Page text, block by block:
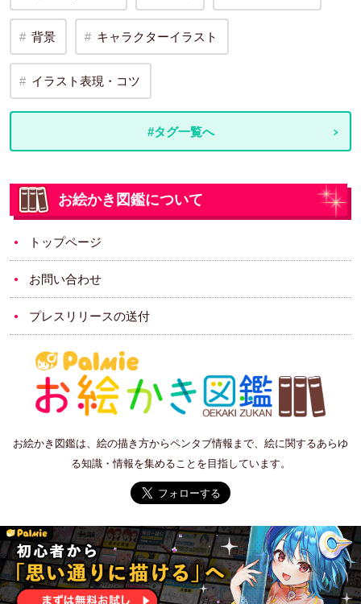
背景 キャラクターイラスト
イラスト表現・コツ
#タグ一覧へ
お絵かき図鑑について
トップページ
お問い合わせ
プレスリリースの送付
お絵かき図鑑は、絵の描き方からペンタブ情報まで、絵に関するあらゆ
る知識・情報を集めることを目指しています。